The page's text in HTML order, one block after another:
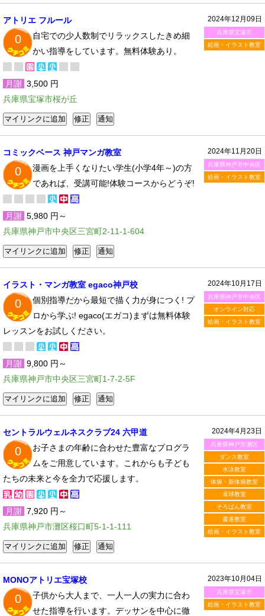
2024年12月09日
兵庫県宝塚市
絵画・イラスト教室
アトリエ フルール
0
自宅での少人数制でリラックスしたきめ細
かい指導をしています。無料体験あり。
月謝 3,500 円
兵庫県宝塚市桜が丘
2024年11月20日
兵庫県神戸市中央区
絵画・イラスト教室
コミックベース 神戸マンガ教室
0
漫画を上手くなりたい学生(小学4年～)の方
であれば、受講可能!体験コースからどうぞ!
月謝 5,980 円～
兵庫県神戸市中央区三宮町2-11-1-604
2024年10月17日
兵庫県神戸市中央区
オンライン対応
絵画・イラスト教室
イラスト・マンガ教室 egaco神戸校
0
個別指導だから最短で描く力が身につく! プ
ロから学ぶ! egaco(エガコ)まずは無料体験
レッスンをお試しください。
月謝 9,800 円～
兵庫県神戸市中央区三宮町1-7-2-5F
2024年4月23日
兵庫県神戸市灘区
ダンス教室
水泳教室
体操・新体操教室
卓球教室
そろばん教室
書道教室
絵画・イラスト教室
セントラルウェルネスクラブ24 六甲道
0
お子さまの年齢に合わせた豊富なプログラ
ムをご用意しています。これからも子ども
たちの未来と今を全力で応援します。
月謝 7,920 円～
兵庫県神戸市灘区桜口町5-1-1-111
2023年10月04日
兵庫県宝塚市
絵画・イラスト教室
MONOアトリエ宝塚校
0
子供から大人まで、一人一人の実力に合わ
せた指導を行います。デッサンを中心に徹